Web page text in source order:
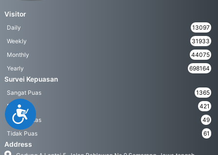
Accessibility
Visitor
Daily
13097
Weekly
31933
Monthly
44075
Yearly
698164
Survei Kepuasan
Sangat Puas
1365
Puas
421
Kurang Puas
49
Tidak Puas
61
Address